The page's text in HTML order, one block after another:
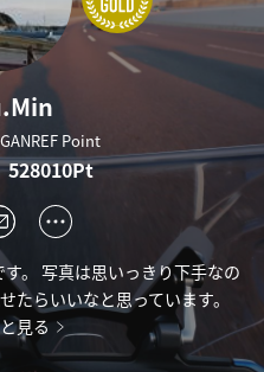
GANREF Point
528010Pt
。 写真は思いっきり下手なの
たらいいなと思っています。
見る